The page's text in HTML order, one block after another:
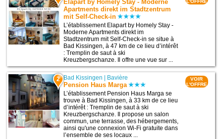
Elapart by Homely Stay - Moderne
Apartments direkt im Stadtzentrum
mit Self-Check-in
L’établissement Elapart by Homely Stay -
Moderne Apartments direkt im
Stadtzentrum mit Self-Check-in se situe à
Bad Kissingen, à 47 km de ce lieu d’intérêt
: Tremplin de saut à ski
Kreuzbergschanze. Il offre une vue sur ...
L'OFFRE
2 Bad Kissingen Bavière
Pension Haus Marga
L’établissement Pension Haus Marga se
trouve à Bad Kissingen, à 33 km de ce lieu
d’intérêt : Tremplin de saut à ski
Kreuzbergschanze. Il propose un salon
commun, une terrasse, des hébergements,
ainsi qu'une connexion Wi-Fi gratuite dans
l’ensemble de ses locaux ...
VOIR
L'OFFRE